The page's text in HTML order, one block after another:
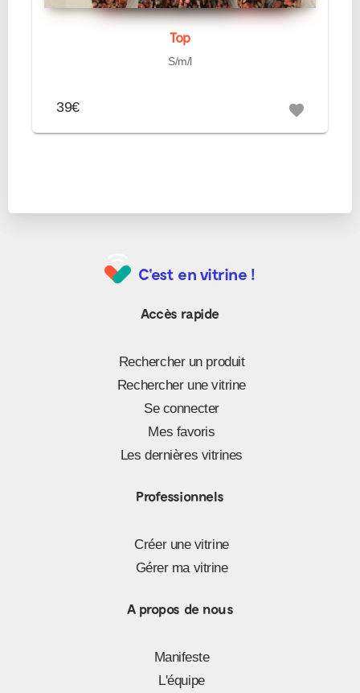
Top
S/m/l
39€ favorite
C'est en vitrine !
Accès rapide
Rechercher un produit
Rechercher une vitrine
Se connecter
Mes favoris
Les dernières vitrines
Professionnels
Créer une vitrine
Gérer ma vitrine
A propos de nous
Manifeste
L'équipe